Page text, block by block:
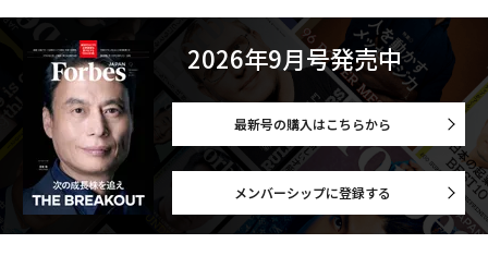
2026年9月号発売中
最新号の購入はこちらから
メンバーシップに登録する